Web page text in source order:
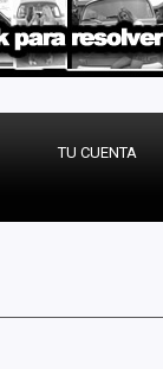
TU CUENTA